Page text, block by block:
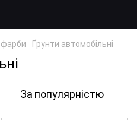
Ґрунти автомобільні
За популярністю